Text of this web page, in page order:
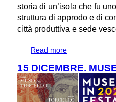
storia di un’isola che fu
struttura di approdo e di
città produttiva e sede
Read more
15 DICEMBRE.